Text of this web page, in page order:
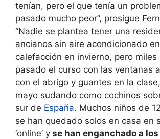
tenían, pero el que tenía un
pasado mucho peor”, prosigue
“Nadie se plantea tener una
ancianos sin aire acondicionado
calefacción en invierno, pero miles
pasado el curso con las ventanas
con el abrigo y guantes en la
mayo sudando como cochinos
sur de España. Muchos niños de
se han quedado solos en casa en
‘online’ y se han enganchado a